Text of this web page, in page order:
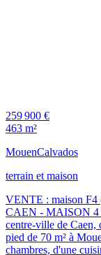
259 900 €
463 m²
MouenCalvados
terrain et maison
VENTE : maison F4
CAEN - MAISON 4
centre-ville de Caen,
pied de 70 m² à
chambres, d'une